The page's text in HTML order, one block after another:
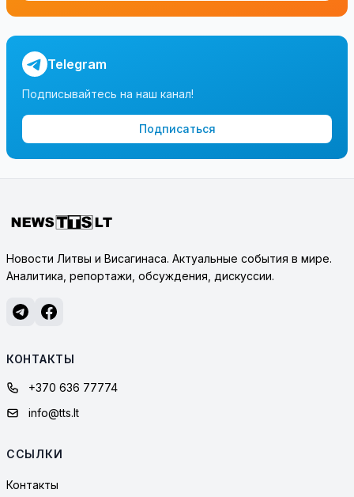
Telegram
Подписывайтесь на наш канал!
Подписаться
Новости Литвы и Висагинаса. Актуальные события в мире.
Аналитика, репортажи, обсуждения, дискуссии.
КОНТАКТЫ
+370 636 77774
info@tts.lt
ССЫЛКИ
Контакты